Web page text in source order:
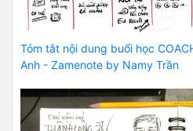
Tóm tắt nội dung buổi học
Anh - Zamenote by Namy Trần